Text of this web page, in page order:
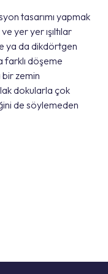
tasarımı yapmak
yer yer ışıltılar
ya da dikdörtgen
farklı döşeme
zemin
dokularla çok
de söylemeden